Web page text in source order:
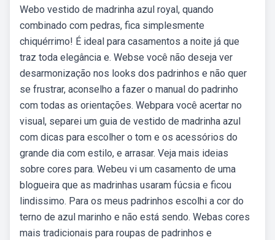
Webo vestido de madrinha azul royal, quando
combinado com pedras, fica simplesmente
chiquérrimo! É ideal para casamentos a noite já que
traz toda elegância e. Webse você não deseja ver
desarmonização nos looks dos padrinhos e não quer
se frustrar, aconselho a fazer o manual do padrinho
com todas as orientações. Webpara você acertar no
visual, separei um guia de vestido de madrinha azul
com dicas para escolher o tom e os acessórios do
grande dia com estilo, e arrasar. Veja mais ideias
sobre cores para. Webeu vi um casamento de uma
blogueira que as madrinhas usaram fúcsia e ficou
lindissimo. Para os meus padrinhos escolhi a cor do
terno de azul marinho e não está sendo. Webas cores
mais tradicionais para roupas de padrinhos e